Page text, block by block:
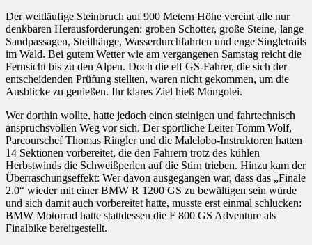
Der weitläufige Steinbruch auf 900 Metern Höhe vereint alle nur
denkbaren Herausforderungen: groben Schotter, große Steine, lange
Sandpassagen, Steilhänge, Wasserdurchfahrten und enge Singletrails
im Wald. Bei gutem Wetter wie am vergangenen Samstag reicht die
Fernsicht bis zu den Alpen. Doch die elf GS-Fahrer, die sich der
entscheidenden Prüfung stellten, waren nicht gekommen, um die
Ausblicke zu genießen. Ihr klares Ziel hieß Mongolei.
Wer dorthin wollte, hatte jedoch einen steinigen und fahrtechnisch
anspruchsvollen Weg vor sich. Der sportliche Leiter Tomm Wolf,
Parcourschef Thomas Ringler und die Malelobo-Instruktoren hatten
14 Sektionen vorbereitet, die den Fahrern trotz des kühlen
Herbstwinds die Schweißperlen auf die Stirn trieben. Hinzu kam der
Überraschungseffekt: Wer davon ausgegangen war, dass das „Finale
2.0“ wieder mit einer BMW R 1200 GS zu bewältigen sein würde
und sich damit auch vorbereitet hatte, musste erst einmal schlucken:
BMW Motorrad hatte stattdessen die F 800 GS Adventure als
Finalbike bereitgestellt.